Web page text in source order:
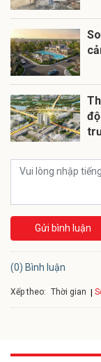
Gửi bình luận
(0) Bình luận
Xếp theo: Thời gian